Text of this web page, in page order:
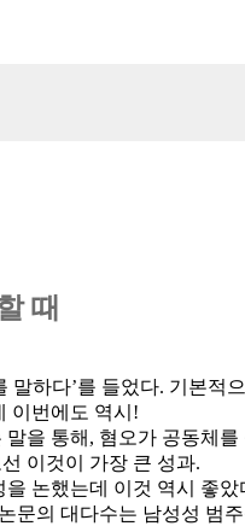
때
말하다’를 들었다. 기본
이번에도 역시!
을 통해, 혐오가 공동체
이것이 가장 큰 성과.
논했는데 이것 역시 좋
문의 대다수는 남성성 범